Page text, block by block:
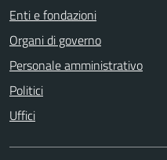
Enti e fondazioni
Organi di governo
Personale amministrativo
Politici
Uffici